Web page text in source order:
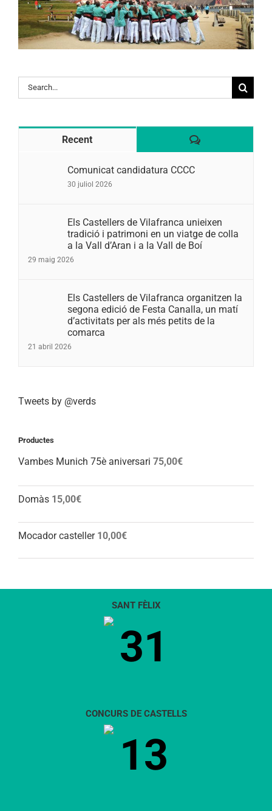
Search
for:
Recent Comentaris
Comunicat candidatura CCCC
30 juliol 2026
Els Castellers de Vilafranca unieixen
tradició i patrimoni en un viatge de colla
a la Vall d’Aran i a la Vall de Boí
29 maig 2026
Els Castellers de Vilafranca organitzen la
segona edició de Festa Canalla, un matí
d’activitats per als més petits de la
comarca
21 abril 2026
Tweets by @verds
Productes
Vambes Munich 75è aniversari 75,00€
Domàs 15,00€
Mocador casteller 10,00€
SANT FÈLIX
31
CONCURS DE CASTELLS
13